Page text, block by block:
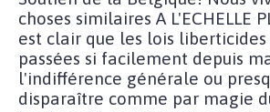
choses similaires A L'ECHELLE
est clair que les lois liberticides
passées si facilement depuis
l'indifférence générale ou
disparaître comme par magie